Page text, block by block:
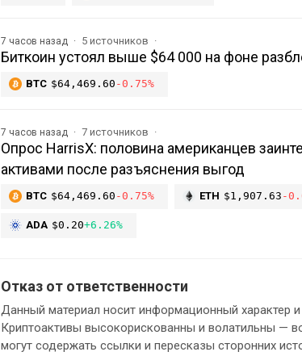
7 часов назад 5 источников
Биткоин устоял выше $64 000 на фоне
BTC $64,469.60 -0.75%
7 часов назад 7 источников
Опрос HarrisX: половина американцев
активами после разъяснения выгод
BTC $64,469.60 -0.75% ETH $1,907.63 -
ADA $0.20+6.26%
Отказ от ответственности
Данный материал носит информационный характер
Криптоактивы высокорискованны и волатильны —
могут содержать ссылки и пересказы сторонних